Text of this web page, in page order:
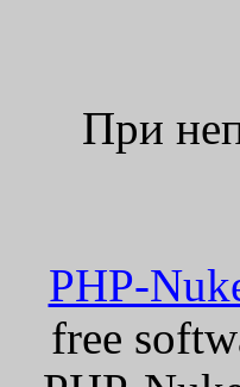
При
PHP-
free